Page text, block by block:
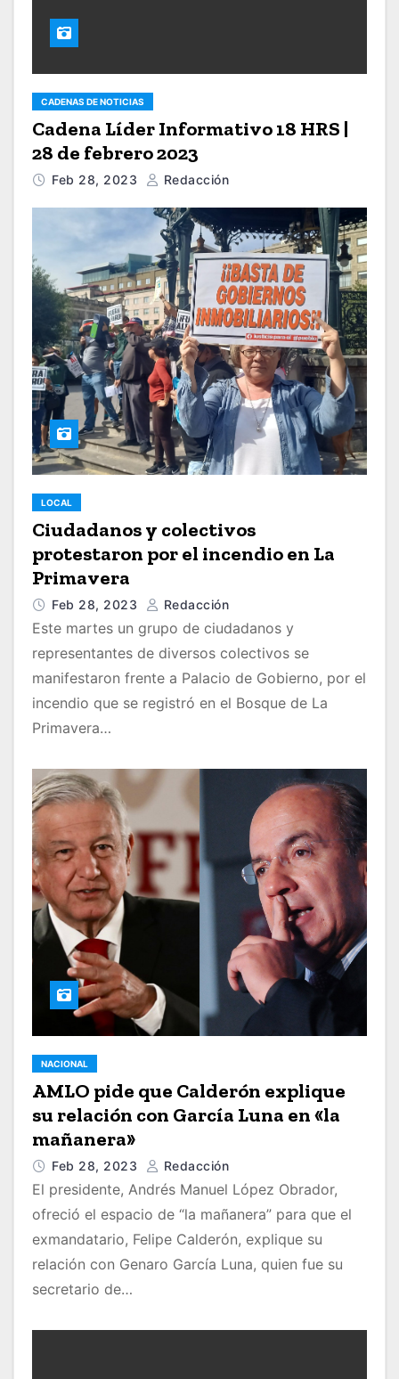
CADENAS DE NOTICIAS
Cadena Líder Informativo 18 HRS |
28 de febrero 2023
Feb 28, 2023 Redacción
LOCAL
Ciudadanos y colectivos
protestaron por el incendio en La
Primavera
Feb 28, 2023 Redacción
Este martes un grupo de ciudadanos y
representantes de diversos colectivos se
manifestaron frente a Palacio de Gobierno, por el
incendio que se registró en el Bosque de La
Primavera…
NACIONAL
AMLO pide que Calderón explique
su relación con García Luna en «la
mañanera»
Feb 28, 2023 Redacción
El presidente, Andrés Manuel López Obrador,
ofreció el espacio de “la mañanera” para que el
exmandatario, Felipe Calderón, explique su
relación con Genaro García Luna, quien fue su
secretario de…